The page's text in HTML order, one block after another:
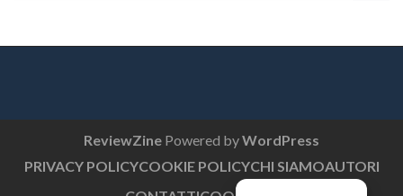
ReviewZine Powered byWordPress
PRIVACY POLICYCOOKIE POLICYCHI SIAMOAUTORI